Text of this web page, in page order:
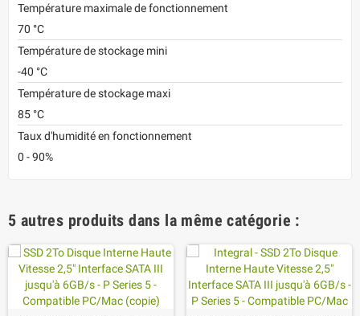
Température maximale de fonctionnement
70 °C
Température de stockage mini
-40 °C
Température de stockage maxi
85 °C
Taux d'humidité en fonctionnement
0 - 90%
5 autres produits dans la même catégorie :